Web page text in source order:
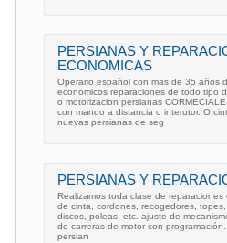
PERSIANAS Y
ECONOMICAS
Operario español con mas de 35 años
economicos reparaciones de todo tipo
o motorizacion persianas
con mando a distancia o interutor. O
nuevas persianas de seg
PERSIANAS Y
Realizamos toda clase de reparaciones
de cinta, cordones, recogedores,
discos, poleas, etc. ajuste de
de carreras de motor con
persian